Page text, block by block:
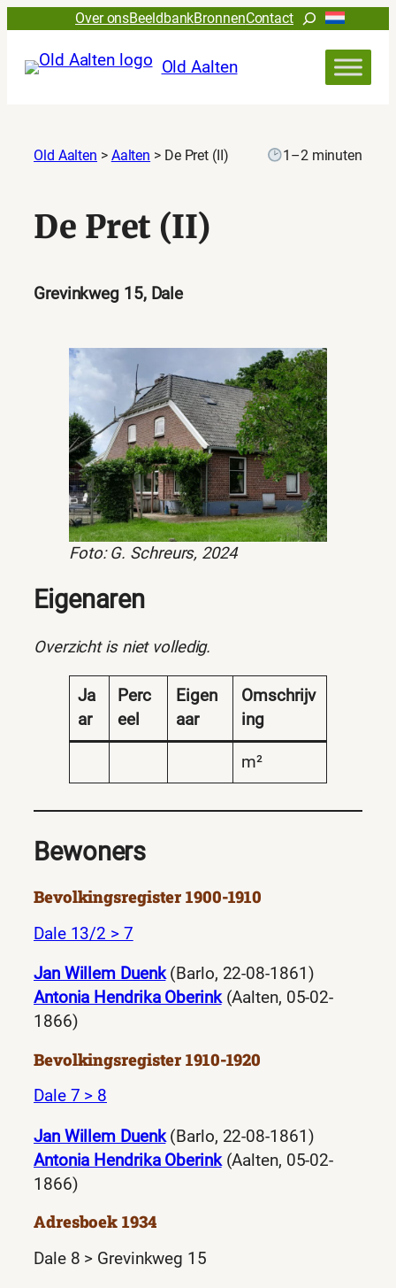
Over onsBeeldbankBronnenContactZoeken
Old Aalten
Old Aalten > Aalten > De Pret (II) 1–2 minuten
De Pret (II)
Grevinkweg 15, Dale
Foto: G. Schreurs, 2024
Eigenaren
Overzicht is niet volledig.
Ja
ar
Perc
eel
Eigen
aar
Omschrijv
ing
m²
Bewoners
Bevolkingsregister 1900-1910
Dale 13/2 > 7
Jan Willem Duenk(Barlo, 22-08-1861)
Antonia Hendrika Oberink(Aalten, 05-02-
1866)
Bevolkingsregister 1910-1920
Dale 7 > 8
Jan Willem Duenk(Barlo, 22-08-1861)
Antonia Hendrika Oberink(Aalten, 05-02-
1866)
Adresboek 1934
Dale 8 > Grevinkweg 15